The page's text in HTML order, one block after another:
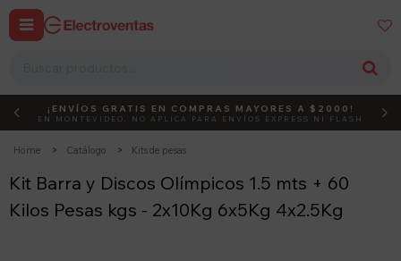
 
DEBUT ACTIVÁ EL CÓDIGO
¡ENVÍOS GRATIS EN COMPRAS MAYORES A $2000!
EN MONTEVIDEO, NO APLICA PARA ENVÍOS EXPRESS NI FLASH
Home Catálogo Kits de pesas
Kit Barra y Discos Olímpicos 1.5 mts + 60
Kilos Pesas kgs - 2x10Kg 6x5Kg 4x2.5Kg